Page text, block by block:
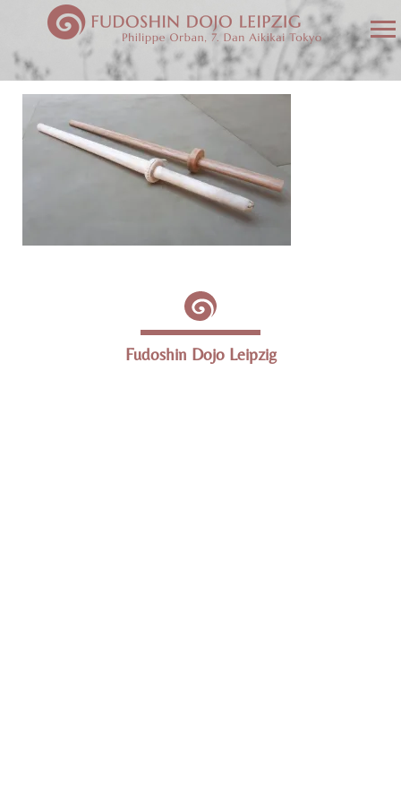
Fudoshin Dojo Leipzig